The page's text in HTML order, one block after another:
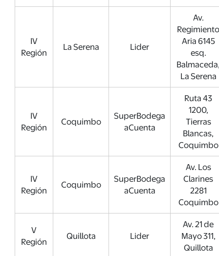
IV
Región
La Serena Lider
Av.
Regimiento
Aria 6145
esq.
La Serena
IV
Región
Coquimbo
SuperBodega
aCuenta
Ruta 43
1200,
Tierras
Blancas,
Coquimbo
IV
Región
Coquimbo
SuperBodega
aCuenta
Av. Los
Clarines
2281
Coquimbo
V
Región
Quillota Lider
Av. 21 de
Mayo 311,
Quillota